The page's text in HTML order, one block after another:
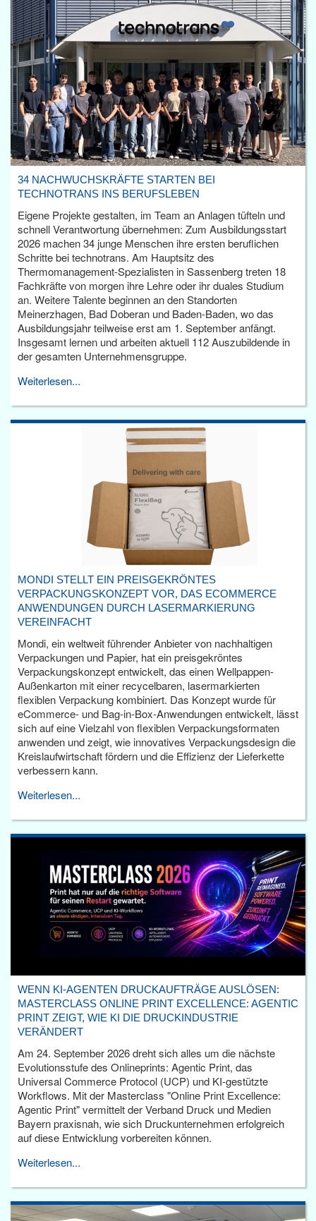
34 NACHWUCHSKRÄFTE STARTEN BEI
TECHNOTRANS INS BERUFSLEBEN
Eigene Projekte gestalten, im Team an Anlagen tüfteln und
schnell Verantwortung übernehmen: Zum Ausbildungsstart
2026 machen 34 junge Menschen ihre ersten beruflichen
Schritte bei technotrans. Am Hauptsitz des
Thermomanagement-Spezialisten in Sassenberg treten 18
Fachkräfte von morgen ihre Lehre oder ihr duales Studium
an. Weitere Talente beginnen an den Standorten
Meinerzhagen, Bad Doberan und Baden-Baden, wo das
Ausbildungsjahr teilweise erst am 1. September anfängt.
Insgesamt lernen und arbeiten aktuell 112 Auszubildende in
der gesamten Unternehmensgruppe.
Weiterlesen...
MONDI STELLT EIN PREISGEKRÖNTES
VERPACKUNGSKONZEPT VOR, DAS ECOMMERCE
ANWENDUNGEN DURCH LASERMARKIERUNG
VEREINFACHT
Mondi, ein weltweit führender Anbieter von nachhaltigen
Verpackungen und Papier, hat ein preisgekröntes
Verpackungskonzept entwickelt, das einen Wellpappen-
Außenkarton mit einer recycelbaren, lasermarkierten
flexiblen Verpackung kombiniert. Das Konzept wurde für
eCommerce- und Bag-in-Box-Anwendungen entwickelt, lässt
sich auf eine Vielzahl von flexiblen Verpackungsformaten
anwenden und zeigt, wie innovatives Verpackungsdesign die
Kreislaufwirtschaft fördern und die Effizienz der Lieferkette
verbessern kann.
Weiterlesen...
WENN KI-AGENTEN DRUCKAUFTRÄGE AUSLÖSEN:
MASTERCLASS ONLINE PRINT EXCELLENCE: AGENTIC
PRINT ZEIGT, WIE KI DIE DRUCKINDUSTRIE
VERÄNDERT
Am 24. September 2026 dreht sich alles um die nächste
Evolutionsstufe des Onlineprints: Agentic Print, das
Universal Commerce Protocol (UCP) und KI-gestützte
Workflows. Mit der Masterclass "Online Print Excellence:
Agentic Print" vermittelt der Verband Druck und Medien
Bayern praxisnah, wie sich Druckunternehmen erfolgreich
auf diese Entwicklung vorbereiten können.
Weiterlesen...